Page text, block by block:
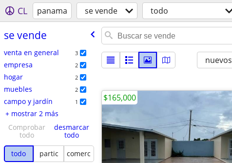
CL panama se vende todo
se vende
venta en general 3
empresa 2
hogar 2
muebles 2
campo y jardín 1
+ mostrar 2 más
Comprobar
todo
desmarcar
todo
todo
partic
comerc
nuevos
$165,000